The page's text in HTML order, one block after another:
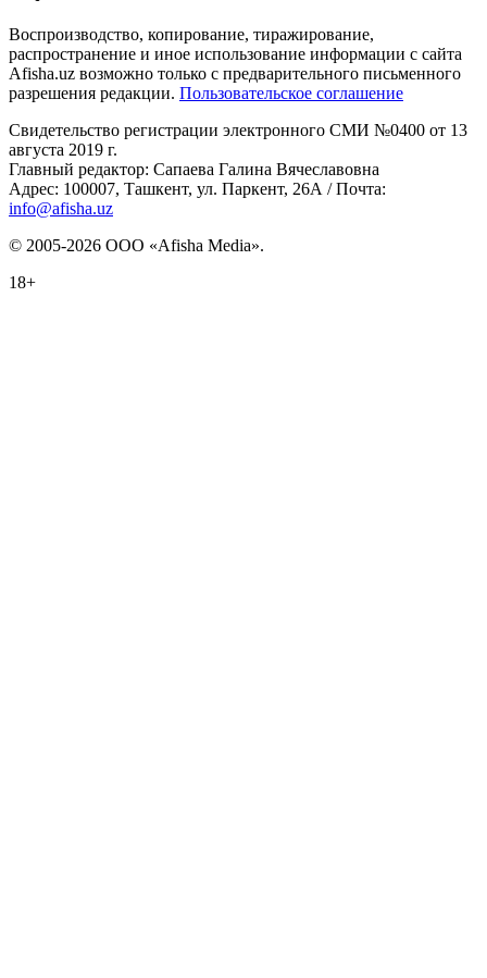
Воспроизводство, копирование, тиражирование,
распространение и иное использование информации с сайта
Afisha.uz возможно только с предварительного письменного
разрешения редакции. Пользовательское соглашение
Свидетельство регистрации электронного СМИ №0400 от 13
августа 2019 г.
Главный редактор: Сапаева Галина Вячеславовна
Адрес: 100007, Ташкент, ул. Паркент, 26А / Почта:
info@afisha.uz
© 2005-2026 ООО «Afisha Media».
18+